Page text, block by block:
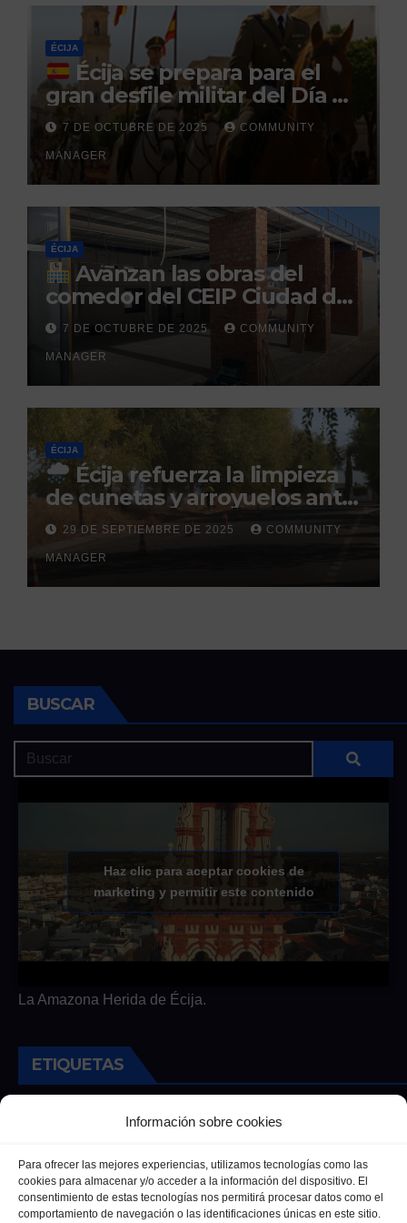
Información sobre cookies
Para ofrecer las mejores experiencias, utilizamos tecnologías como las
cookies para almacenar y/o acceder a la información del dispositivo. El
consentimiento de estas tecnologías nos permitirá procesar datos como el
comportamiento de navegación o las identificaciones únicas en este sitio.
penitenciario
ÉCIJA
Écija se prepara para el
gran desfile militar del Día de
la Hispanidad organizado por
el Centro Militar de Cría
Caballar
7 DE OCTUBRE DE 2025 COMMUNITY
MANAGER
ÉCIJA
Avanzan las obras del
comedor del CEIP Ciudad del
Sol: su finalización está
prevista para finales de 2025
7 DE OCTUBRE DE 2025 COMMUNITY
MANAGER
ÉCIJA
Écija refuerza la limpieza
de cunetas y arroyuelos ante
la llegada de las lluvias
otoñales
29 DE SEPTIEMBRE DE 2025 COMMUNITY
MANAGER
BUSCAR
Haz clic para aceptar cookies de
marketing y permitir este contenido
La Amazona Herida de Écija.
ETIQUETAS
Andalucía Cultura Deportes